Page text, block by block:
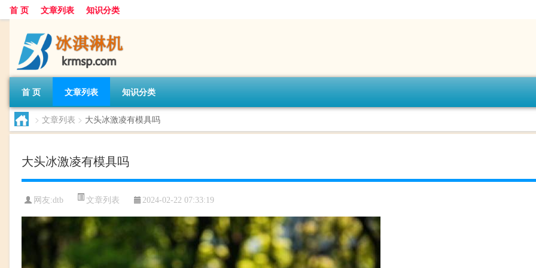
首 页 文章列表 知识分类
首 页 文章列表 知识分类
> 文章列表 > 大头冰激凌有模具吗
大头冰激凌有模具吗
网友:dtb 文章列表 2024-02-22 07:33:19